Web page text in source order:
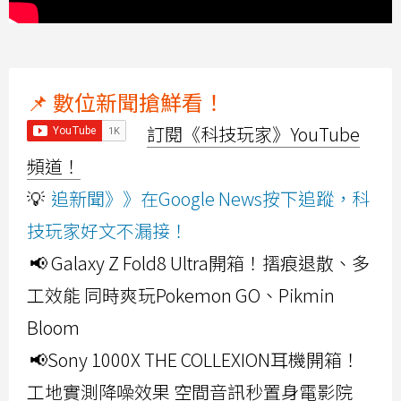
📌 數位新聞搶鮮看！
訂閱《科技玩家》YouTube
頻道！
💡 追新聞》》在Google News按下追蹤，科
技玩家好文不漏接！
📢 Galaxy Z Fold8 Ultra開箱！摺痕退散、多
工效能 同時爽玩Pokemon GO、Pikmin
Bloom
📢Sony 1000X THE COLLEXION耳機開箱！
工地實測降噪效果 空間音訊秒置身電影院